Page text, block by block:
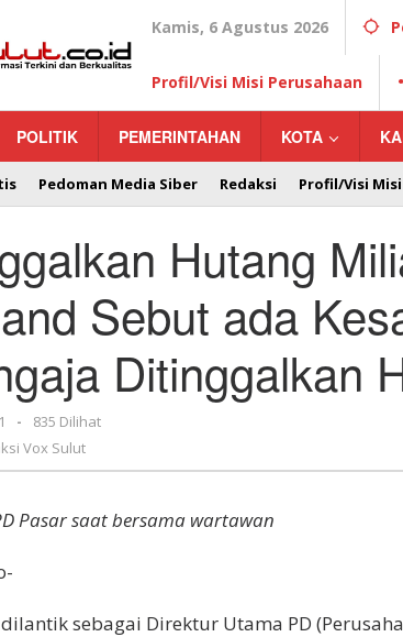
Kamis, 6 Agustus 2026
Profil/Visi Misi Perusahaan
POLITIK PEMERINTAHAN KOTA
Pedoman Media Siber Redaksi Profil/Visi
Hutang
Sebut ada
Ditinggalkan
oleh
Redaksi
-
835 Dilihat
Vox Sulut
Pasar saat bersama wartawan
sebagai Direktur Utama PD